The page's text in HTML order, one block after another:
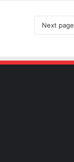
Next page